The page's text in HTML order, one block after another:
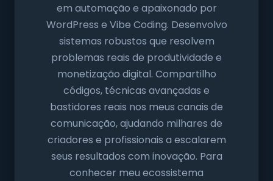
em automação e apaixonado por
WordPress e Vibe Coding. Desenvolvo
sistemas robustos que resolvem
problemas reais de produtividade e
monetização digital. Compartilho
códigos, técnicas avançadas e
bastidores reais nos meus canais de
comunicação, ajudando milhares de
criadores e profissionais a escalarem
seus resultados com inovação. Para
conhecer meu ecossistema